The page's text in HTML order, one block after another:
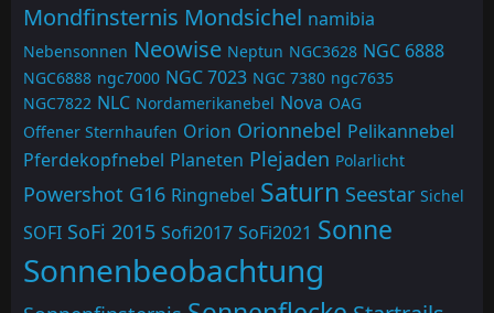
Mondfinsternis Mondsichel namibia
Nebensonnen Neowise Neptun NGC3628 NGC 6888
NGC6888 ngc7000 NGC 7023 NGC 7380 ngc7635
NGC7822 NLC Nordamerikanebel Nova OAG
Offener Sternhaufen Orion Orionnebel Pelikannebel
Pferdekopfnebel Planeten Plejaden Polarlicht
Powershot G16 Ringnebel Saturn Seestar Sichel
SOFI SoFi 2015 Sofi2017 SoFi2021 Sonne
Sonnenbeobachtung